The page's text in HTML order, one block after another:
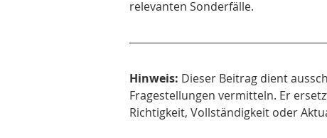
relevanten Sonderfälle.
Hinweis: Dieser Beitrag dient
Fragestellungen vermitteln. Er
Richtigkeit, Vollständigkeit oder